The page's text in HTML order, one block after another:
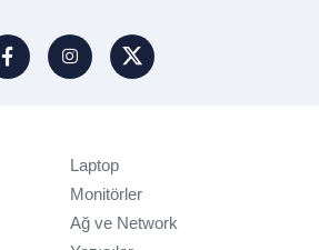
Laptop
Monitörler
Ağ ve Network